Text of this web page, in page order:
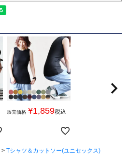
販売価格 ¥1,859税込
Tシャツ＆カットソー(ユニセックス)